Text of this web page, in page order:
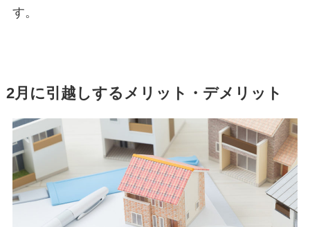
す。
2月に引越しするメリット・デメリット